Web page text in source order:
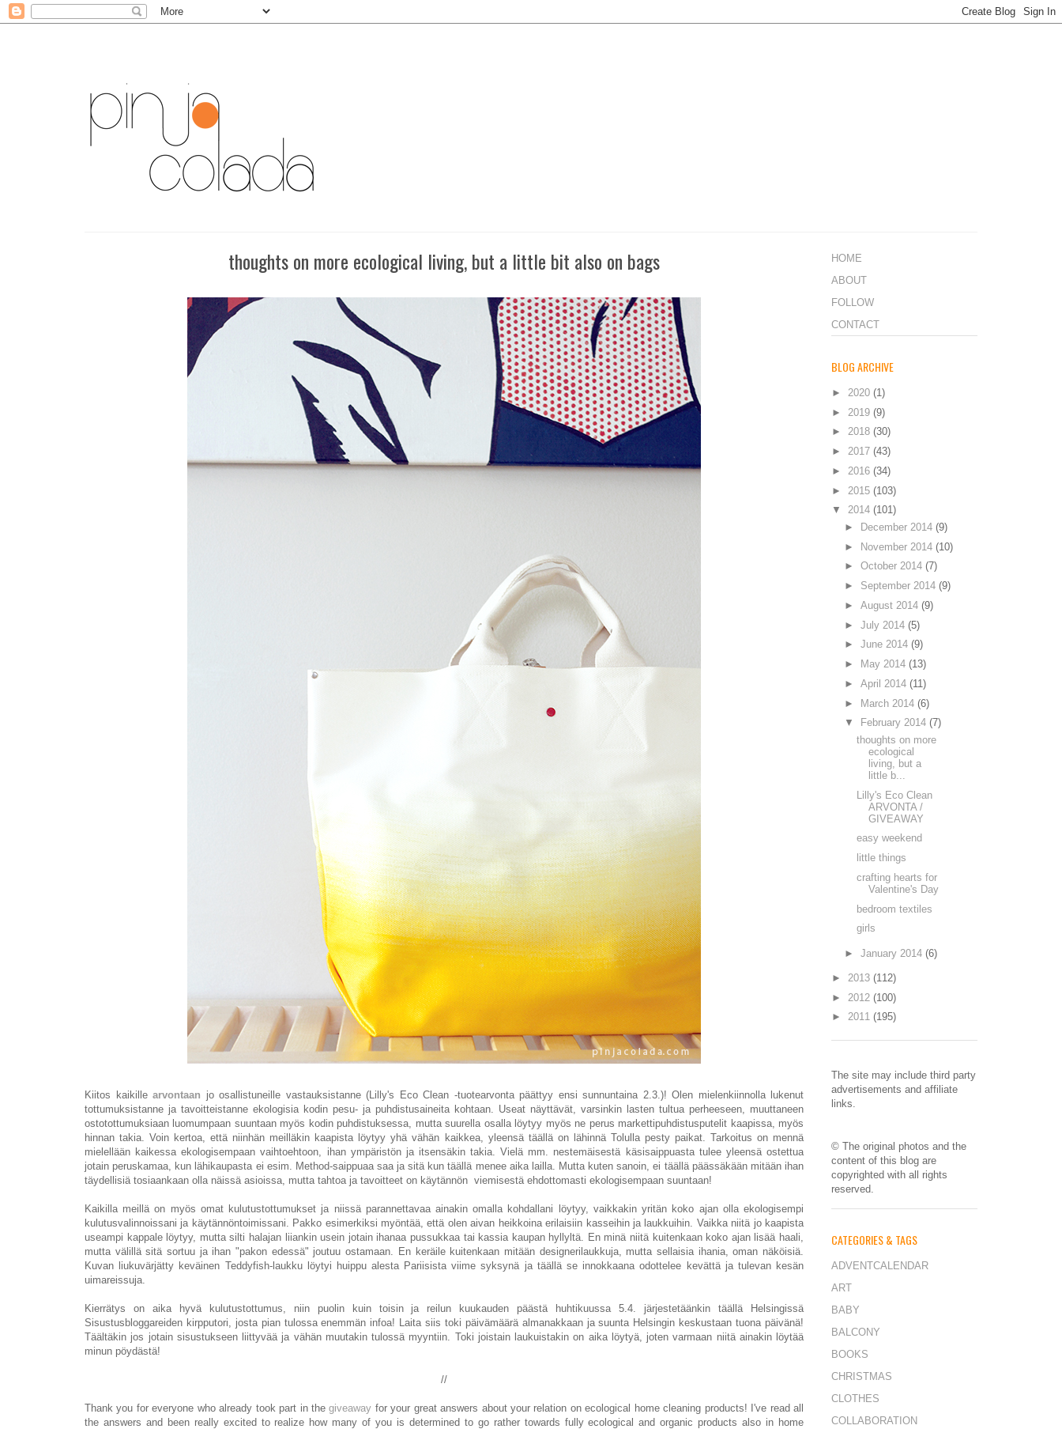
thoughts on more ecological living, but a little bit also on bags
Kiitos kaikille arvontaan jo osallistuneille vastauksistanne (Lilly's Eco Clean -tuotearvonta päättyy ensi sunnuntaina 2.3.)! Olen mielenkiinnolla lukenut
tottumuksistanne ja tavoitteistanne ekologisia kodin pesu- ja puhdistusaineita kohtaan. Useat näyttävät, varsinkin lasten tultua perheeseen, muuttaneen
ostotottumuksiaan luomumpaan suuntaan myös kodin puhdistuksessa, mutta suurella osalla löytyy myös ne perus markettipuhdistusputelit kaapissa, myös
hinnan takia. Voin kertoa, että niinhän meilläkin kaapista löytyy yhä vähän kaikkea, yleensä täällä on lähinnä Tolulla pesty paikat. Tarkoitus on mennä
mielellään kaikessa ekologisempaan vaihtoehtoon, ihan ympäristön ja itsensäkin takia. Vielä mm. nestemäisestä käsisaippuasta tulee yleensä ostettua
jotain peruskamaa, kun lähikaupasta ei esim. Method-saippuaa saa ja sitä kun täällä menee aika lailla. Mutta kuten sanoin, ei täällä päässäkään mitään ihan
täydellisiä tosiaankaan olla näissä asioissa, mutta tahtoa ja tavoitteet on käytännön viemisestä ehdottomasti ekologisempaan suuntaan!
Kaikilla meillä on myös omat kulutustottumukset ja niissä parannettavaa ainakin omalla kohdallani löytyy, vaikkakin yritän koko ajan olla ekologisempi
kulutusvalinnoissani ja käytännöntoimissani. Pakko esimerkiksi myöntää, että olen aivan heikkoina erilaisiin kasseihin ja laukkuihin. Vaikka niitä jo kaapista
useampi kappale löytyy, mutta silti halajan liiankin usein jotain ihanaa pussukkaa tai kassia kaupan hyllyltä. En minä niitä kuitenkaan koko ajan lisää haali,
mutta välillä sitä sortuu ja ihan "pakon edessä" joutuu ostamaan. En keräile kuitenkaan mitään designerilaukkuja, mutta sellaisia ihania, oman näköisiä.
Kuvan liukuvärjätty keväinen Teddyfish-laukku löytyi huippu alesta Pariisista viime syksynä ja täällä se innokkaana odottelee kevättä ja tulevan kesän
uimareissuja.
Kierrätys on aika hyvä kulutustottumus, niin puolin kuin toisin ja reilun kuukauden päästä huhtikuussa 5.4. järjestetäänkin täällä Helsingissä
Sisustusbloggareiden kirpputori, josta pian tulossa enemmän infoa! Laita siis toki päivämäärä almanakkaan ja suunta Helsingin keskustaan tuona päivänä!
Täältäkin jos jotain sisustukseen liittyvää ja vähän muutakin tulossä myyntiin. Toki joistain laukuistakin on aika löytyä, joten varmaan niitä ainakin löytää
minun pöydästä!
//
Thank you for everyone who already took part in thegiveaway for your great answers about your relation on ecological home cleaning products! I've read all
the answers and been really excited to realize how many of you is determined to go rather towards fully ecological and organic products also in home
HOME
ABOUT
FOLLOW
CONTACT
BLOG ARCHIVE
► 2020 (1)
► 2019 (9)
► 2018 (30)
► 2017 (43)
► 2016 (34)
► 2015 (103)
▼ 2014 (101)
►
December 2014 (9)
► November 2014 (10)
► October 2014 (7)
► September 2014 (9)
► August 2014 (9)
► July 2014 (5)
► June 2014 (9)
►
May 2014 (13)
► April 2014 (11)
► March 2014 (6)
▼
February 2014 (7)
thoughts on more
ecological
living, but a
little b...
Lilly's Eco Clean
ARVONTA /
GIVEAWAY
easy weekend
little things
crafting hearts for
Valentine's Day
bedroom textiles
girls
► January 2014 (6)
► 2013 (112)
► 2012 (100)
► 2011 (195)
The site may include third party
advertisements and affiliate
links.
© The original photos and the
content of this blog are
copyrighted with all rights
reserved.
CATEGORIES & TAGS
ADVENTCALENDAR
ART
BABY
BALCONY
BOOKS
CHRISTMAS
CLOTHES
COLLABORATION